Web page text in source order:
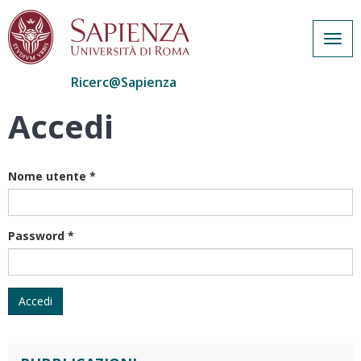
Salta
Ricerc@Sapienza
Accedi
Nome utente *
Password *
Accedi